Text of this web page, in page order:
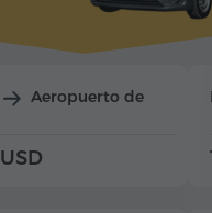
Aeropuerto de
USD